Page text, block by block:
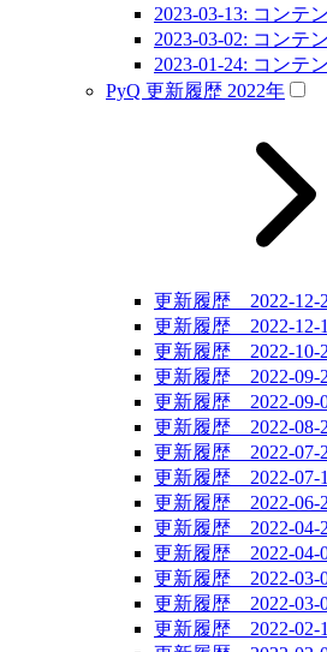
2023-03-13: コンテ
2023-03-02: コンテ
2023-01-24: コンテ
PyQ 更新履歴 2022年
更新履歴 2022-12-
更新履歴 2022-12-
更新履歴 2022-10-
更新履歴 2022-09-
更新履歴 2022-09-
更新履歴 2022-08-
更新履歴 2022-07-
更新履歴 2022-07-
更新履歴 2022-06-
更新履歴 2022-04-
更新履歴 2022-04-
更新履歴 2022-03-
更新履歴 2022-03-
更新履歴 2022-02-